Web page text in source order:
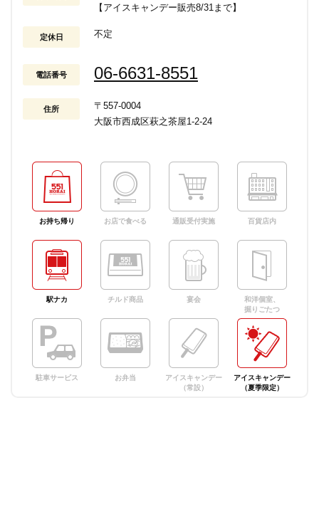
【アイスキャンデー販売8/31まで】
定休日 不定
電話番号 06-6631-8551
住所
〒557-0004
大阪市西成区萩之茶屋1-2-24
お持ち帰り お店で食べる 通販受付実施 百貨店内
駅ナカ チルド商品 宴会
和洋個室、
掘りごたつ
駐車サービス お弁当
アイスキャンデー
（常設）
アイスキャンデー
（夏季限定）